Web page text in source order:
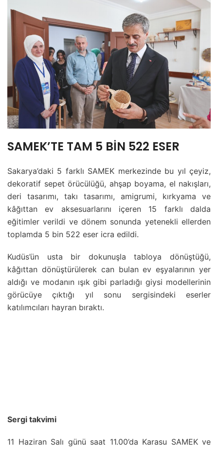
SAMEK’TE TAM 5 BİN 522 ESER
Sakarya’daki 5 farklı SAMEK merkezinde bu yıl çeyiz,
dekoratif sepet örücülüğü, ahşap boyama, el nakışları,
deri tasarımı, takı tasarımı, amigrumi, kırkyama ve
kâğıttan ev aksesuarlarını içeren 15 farklı dalda
eğitimler verildi ve dönem sonunda yetenekli ellerden
toplamda 5 bin 522 eser icra edildi.
Kudüs’ün usta bir dokunuşla tabloya dönüştüğü,
kâğıttan dönüştürülerek can bulan ev eşyalarının yer
aldığı ve modanın ışık gibi parladığı giysi modellerinin
görücüye çıktığı yıl sonu sergisindeki eserler
katılımcıları hayran bıraktı.
Sergi takvimi
11 Haziran Salı günü saat 11.00’da Karasu SAMEK ve